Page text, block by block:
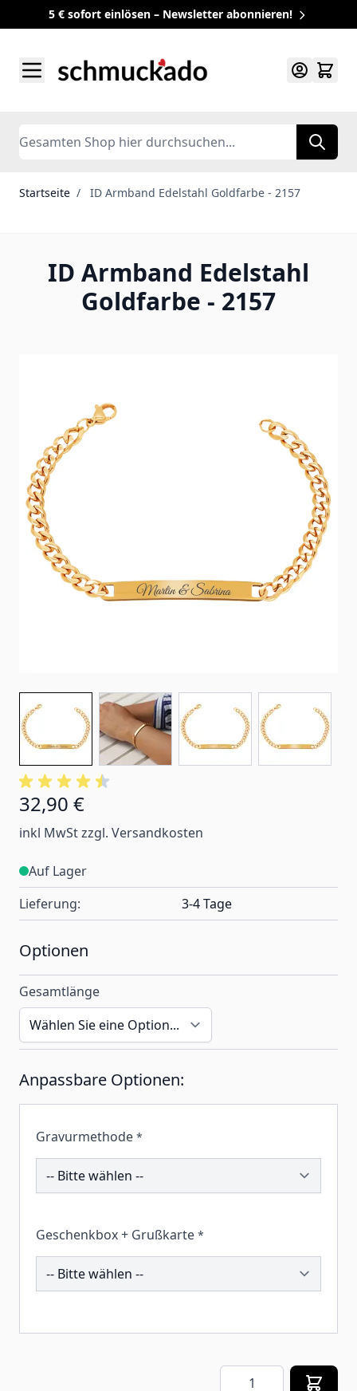
5 € sofort einlösen – Newsletter abonnieren!
Search
Startseite / ID Armband Edelstahl Goldfarbe - 2157
ID Armband Edelstahl
Goldfarbe - 2157
Ab:
32,90 €
inkl MwSt zzgl. Versandkosten
Auf Lager
Lieferung:
3-4 Tage
Optionen
Gesamtlänge
Anpassbare Optionen:
Gravurmethode *
191924
Geschenkbox + Grußkarte *
259627
Menge